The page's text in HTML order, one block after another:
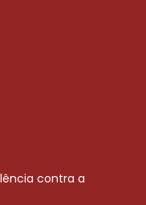
contra a